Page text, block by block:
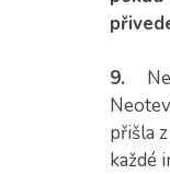
9.
přišla
každé